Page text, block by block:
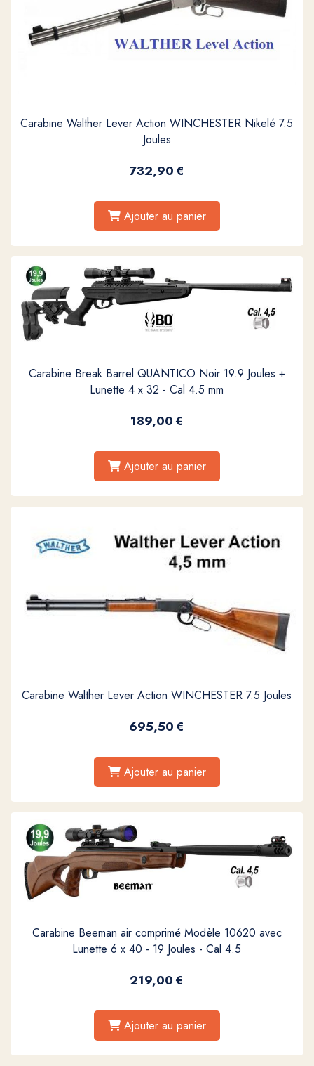
Carabine Walther Lever Action WINCHESTER Nikelé 7.5
Joules
732,90€
Ajouter au panier
Carabine Break Barrel QUANTICO Noir 19.9 Joules +
Lunette 4 x 32 - Cal 4.5 mm
189,00€
Ajouter au panier
Carabine Walther Lever Action WINCHESTER 7.5 Joules
695,50€
Ajouter au panier
Carabine Beeman air comprimé Modèle 10620 avec
Lunette 6 x 40 - 19 Joules - Cal 4.5
219,00€
Ajouter au panier